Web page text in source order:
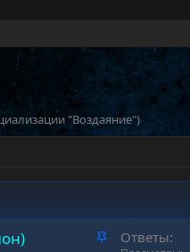
"Воздаяние")
З
Ответы